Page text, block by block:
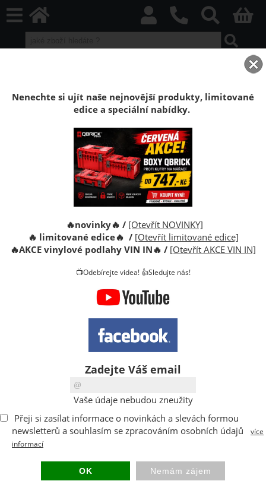
Podlaha vinylová plovoucí Click Dub Walker HB
Podlaha vinylová plovoucí Click Dub
Walker HB (5+1mm)
Vinylová plovoucí podlaha VIN in Vinyl Flooring.
Tloušťka 6mm, struktura dřeva, bezlepidlový systém
montáže Click.
Nenechte si ujít naše nejnovější produkty, limitované
edice a speciální nabídky.
🔥novinky🔥 / [Otevřít NOVINKY]
🔥 limitované edice🔥 / [Otevřít limitované edice]
🔥AKCE vinylové podlahy VIN IN🔥 / [Otevřít AKCE VIN IN]
📺Odebírejte videa! 👍Sledujte nás!
Zadejte Váš email
Vaše údaje nebudou zneužity
Přeji si zasílat informace o novinkách a slevách formou
newsletterů a souhlasím se zpracováním osobních údajů
více
informací